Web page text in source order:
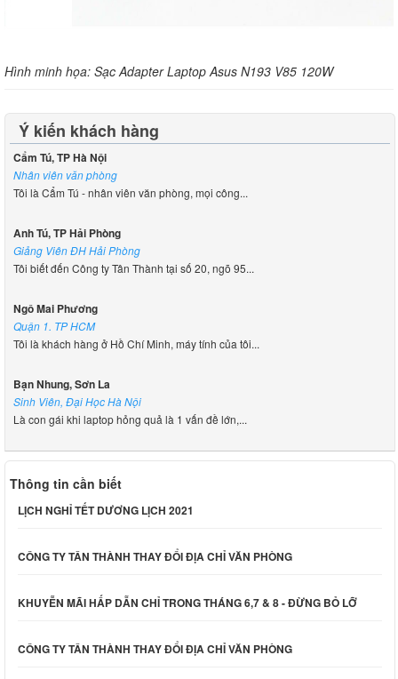
Hình minh họa: Sạc Adapter Laptop Asus N193 V85 120W
Ý kiến khách hàng
Cẩm Tú, TP Hà Nội
Nhân viên văn phòng
Tôi là Cẩm Tú - nhân viên văn phòng, mọi công...
Anh Tú, TP Hải Phòng
Giảng Viên ĐH Hải Phòng
Tôi biết đến Công ty Tân Thành tại số 20, ngõ 95...
Ngô Mai Phương
Quận 1. TP HCM
Tôi là khách hàng ở Hồ Chí Minh, máy tính của tôi...
Bạn Nhung, Sơn La
Sinh Viên, Đại Học Hà Nội
Là con gái khi laptop hỏng quả là 1 vấn đề lớn,...
Thông tin cần biết
LỊCH NGHỈ TẾT DƯƠNG LỊCH 2021
CÔNG TY TÂN THÀNH THAY ĐỔI ĐỊA CHỈ VĂN PHÒNG
KHUYỄN MÃI HẤP DẪN CHỈ TRONG THÁNG 6,7 & 8 - ĐỪNG BỎ LỠ
CÔNG TY TÂN THÀNH THAY ĐỔI ĐỊA CHỈ VĂN PHÒNG